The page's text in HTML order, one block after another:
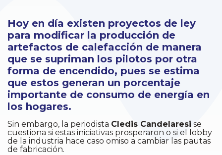
Hoy en día existen proyectos de ley
para modificar la producción de
artefactos de calefacción de manera
que se supriman los pilotos por otra
forma de encendido, pues se estima
que estos generan un porcentaje
importante de consumo de energía en
los hogares.
Sin embargo, la periodista Cledis Candelaresi se
cuestiona si estas iniciativas prosperaron o si el lobby
de la industria hace caso omiso a cambiar las pautas
de fabricación.